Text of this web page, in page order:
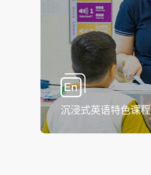
沉浸式英语特色课程